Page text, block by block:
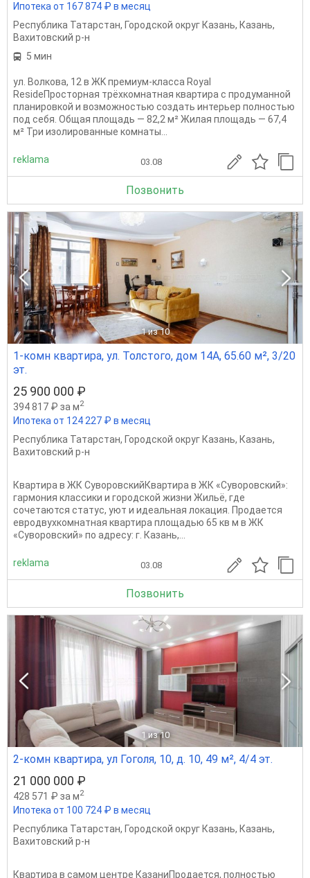
Ипотека от 167 874 ₽ в месяц
Республика Татарстан, Городской округ Казань, Казань,
Вахитовский р-н
5 мин
ул. Волкова, 12 в ЖK прeмиум-клаcсa Royаl
RеsideПросторная трёхкомнатная квартира с продуманной
планировкой и возможностью создать интерьер полностью
под себя. Общая площадь — 82,2 м² Жилая площадь — 67,4
м² Три изолированные комнаты...
reklama 03.08
Позвонить
1 из 10
1-комн квартира, ул. Толстого, дом 14А, 65.60 м², 3/20
эт.
25 900 000 ₽
394 817 ₽ за м2
Ипотека от 124 227 ₽ в месяц
Республика Татарстан, Городской округ Казань, Казань,
Вахитовский р-н
Квартира в ЖК СуворовскийКвартира в ЖК «Суворовский»:
гармония классики и городской жизни Жильё, где
сочетаются статус, уют и идеальная локация. Продается
евродвухкомнатная квартира площадью 65 кв м в ЖК
«Суворовский» по адресу: г. Казань,...
reklama 03.08
Позвонить
1 из 10
2-комн квартира, ул Гоголя, 10, д. 10, 49 м², 4/4 эт.
21 000 000 ₽
428 571 ₽ за м2
Ипотека от 100 724 ₽ в месяц
Республика Татарстан, Городской округ Казань, Казань,
Вахитовский р-н
Квартира в самом центре КазаниПродается, полностью